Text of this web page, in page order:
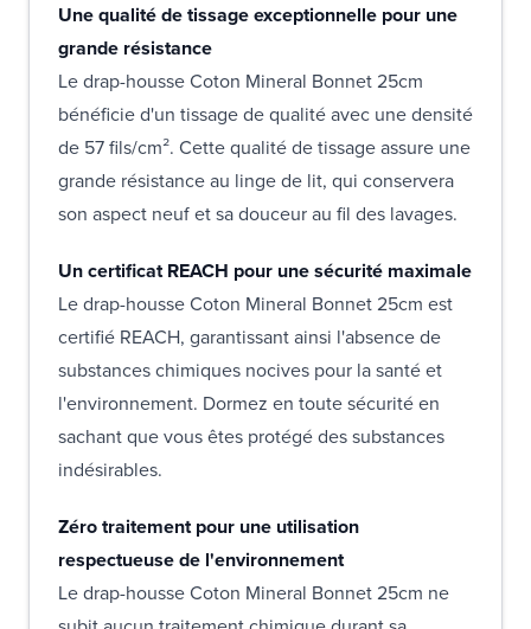
Une qualité de tissage exceptionnelle pour une
grande résistance
Le drap-housse Coton Mineral Bonnet 25cm
bénéficie d'un tissage de qualité avec une densité
de 57 fils/cm². Cette qualité de tissage assure une
grande résistance au linge de lit, qui conservera
son aspect neuf et sa douceur au fil des lavages.
Un certificat REACH pour une sécurité maximale
Le drap-housse Coton Mineral Bonnet 25cm est
certifié REACH, garantissant ainsi l'absence de
substances chimiques nocives pour la santé et
l'environnement. Dormez en toute sécurité en
sachant que vous êtes protégé des substances
indésirables.
Zéro traitement pour une utilisation
respectueuse de l'environnement
Le drap-housse Coton Mineral Bonnet 25cm ne